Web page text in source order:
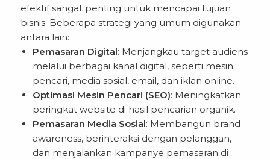
efektif sangat penting untuk mencapai tujuan
bisnis. Beberapa strategi yang umum digunakan
antara lain:
Pemasaran Digital: Menjangkau target audiens
melalui berbagai kanal digital, seperti mesin
pencari, media sosial, email, dan iklan online.
Optimasi Mesin Pencari (SEO): Meningkatkan
peringkat website di hasil pencarian organik.
Pemasaran Media Sosial: Membangun brand
awareness, berinteraksi dengan pelanggan,
dan menjalankan kampanye pemasaran di